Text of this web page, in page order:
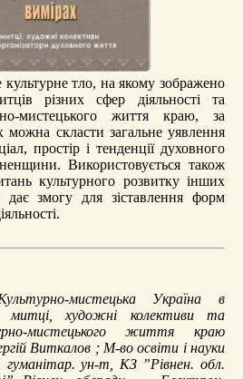
тло, на якому зображено
різних сфер діяльності та
мистецького життя краю, за
можна скласти загальне уявлення
простір і тенденції духовного
Використовується також
культурного розвитку інших
змогу для зіставлення форм
мистецька Україна в
митці, художні колективи та
мистецького життя краю
Виткалов ; М-во освіти і науки
гуманітар. ун-т, КЗ ”Рівнен. обл.